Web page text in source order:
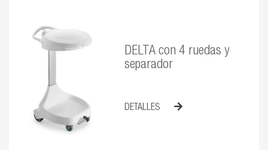
DELTA con 4 ruedas y
separador
DETALLES